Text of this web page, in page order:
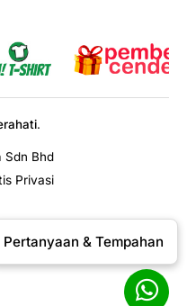
.
Sdn Bhd
Privasi
Pertanyaan & Tempahan